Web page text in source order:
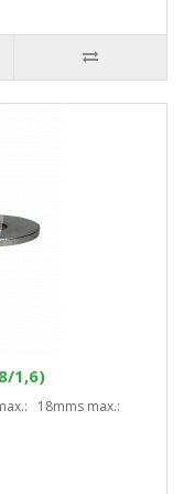
1,6)
18mms max.: